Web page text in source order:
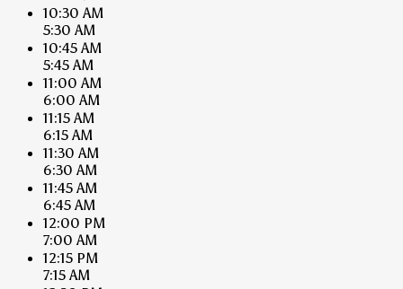
10:30 AM
5:30 AM
10:45 AM
5:45 AM
11:00 AM
6:00 AM
11:15 AM
6:15 AM
11:30 AM
6:30 AM
11:45 AM
6:45 AM
12:00 PM
7:00 AM
12:15 PM
7:15 AM